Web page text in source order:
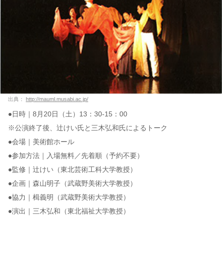
出典： http://mauml.musabi.ac.jp/
●日時｜8月20日（土）13：30-15：00
※公演終了後、辻けい氏と三木弘和氏によるトーク
●会場｜美術館ホール
●参加方法｜入場無料／先着順（予約不要）
●監修｜辻けい（東北芸術工科大学教授）
●企画｜森山明子（武蔵野美術大学教授）
●協力｜楫義明（武蔵野美術大学教授）
●演出｜三木弘和（東北福祉大学教授）